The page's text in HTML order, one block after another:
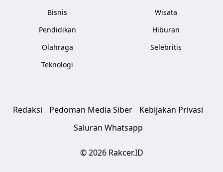
Bisnis
Pendidikan
Olahraga
Teknologi
Wisata
Hiburan
Selebritis
Redaksi Pedoman Media Siber
Kebijakan Privasi
Saluran Whatsapp
© 2026 Rakcer.ID